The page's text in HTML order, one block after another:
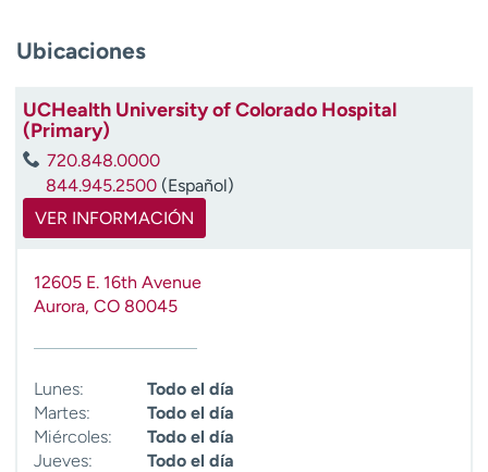
Ubicaciones
UCHealth University of Colorado Hospital
(Primary)
720.848.0000
844.945.2500 (Español)
VER INFORMACIÓN
12605 E. 16th Avenue
Aurora, CO 80045
Lunes:
Todo el día
Martes:
Todo el día
Miércoles:
Todo el día
Jueves:
Todo el día